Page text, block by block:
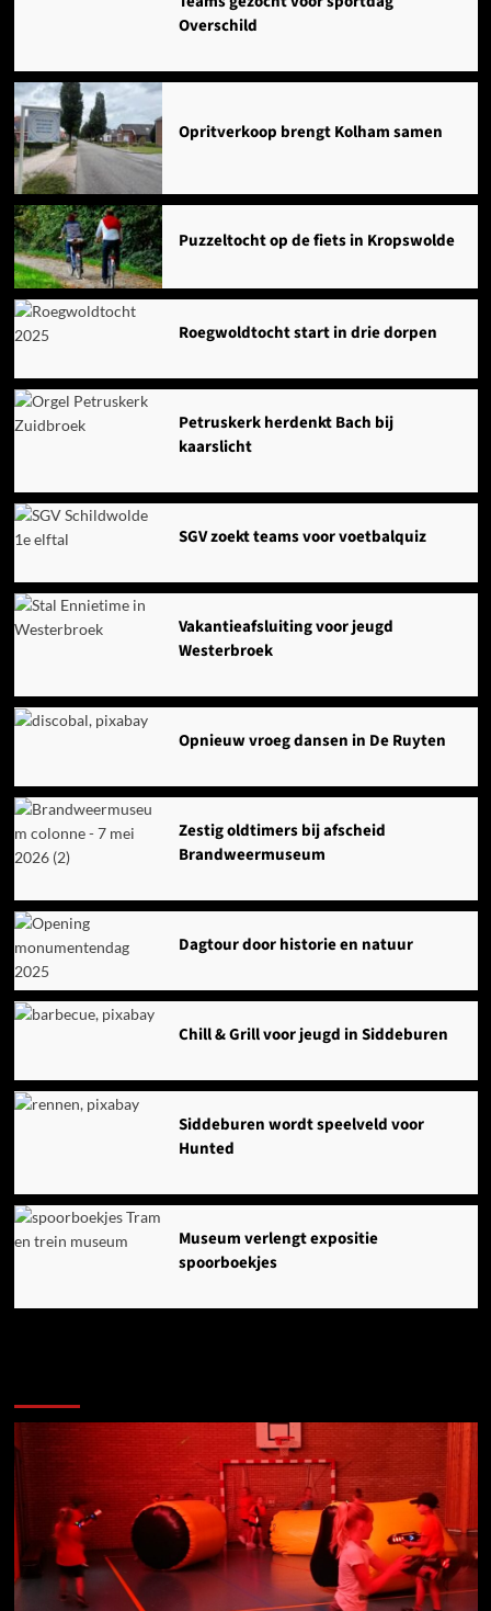
Overschild
Opritverkoop brengt Kolham samen
Puzzeltocht op de fiets in Kropswolde
Roegwoldtocht start in drie dorpen
Petruskerk herdenkt Bach bij
kaarslicht
SGV zoekt teams voor voetbalquiz
Vakantieafsluiting voor jeugd
Westerbroek
Opnieuw vroeg dansen in De Ruyten
Zestig oldtimers bij afscheid
Brandweermuseum
Dagtour door historie en natuur
Chill & Grill voor jeugd in Siddeburen
Siddeburen wordt speelveld voor
Hunted
Museum verlengt expositie
spoorboekjes